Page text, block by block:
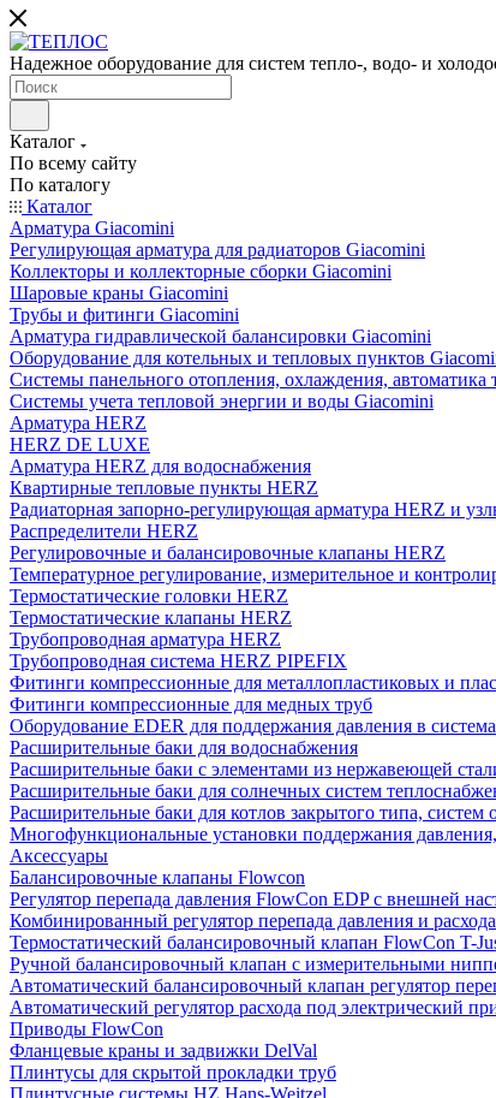
Надежное оборудование для систем тепло-, водо- и
Каталог
По всему сайту
По каталогу
Каталог
Арматура Giacomini
Регулирующая арматура для радиаторов Giacomini
Коллекторы и коллекторные сборки Giacomini
Шаровые краны Giacomini
Трубы и фитинги Giacomini
Арматура гидравлической балансировки Giacomini
Оборудование для котельных и тепловых пунктов
Системы панельного отопления, охлаждения, автоматика
Системы учета тепловой энергии и воды Giacomini
Арматура HERZ
HERZ DE LUXE
Арматура HERZ для водоснабжения
Квартирные тепловые пункты HERZ
Радиаторная запорно-регулирующая арматура HERZ и
Распределители HERZ
Регулировочные и балансировочные клапаны HERZ
Температурное регулирование, измерительное и
Термостатические головки HERZ
Термостатические клапаны HERZ
Трубопроводная арматура HERZ
Трубопроводная система HERZ PIPEFIX
Фитинги компрессионные для металлопластиковых и
Фитинги компрессионные для медных труб
Оборудование EDER для поддержания давления в
Расширительные баки для водоснабжения
Расширительные баки с элементами из нержавеющей
Расширительные баки для солнечных систем
Расширительные баки для котлов закрытого типа,
Многофункциональные установки поддержания
Аксессуары
Балансировочные клапаны Flowcon
Регулятор перепада давления FlowСon EDP с внешней
Комбинированный регулятор перепада давления и
Термостатический балансировочный клапан FlowСon T-
Ручной балансировочный клапан с измерительными
Автоматический балансировочный клапан регулятор
Автоматический регулятор расхода под электрический
Приводы FlowCon
Фланцевые краны и задвижки DelVal
Плинтусы для скрытой прокладки труб
Плинтусные системы HZ Hans-Weitzel